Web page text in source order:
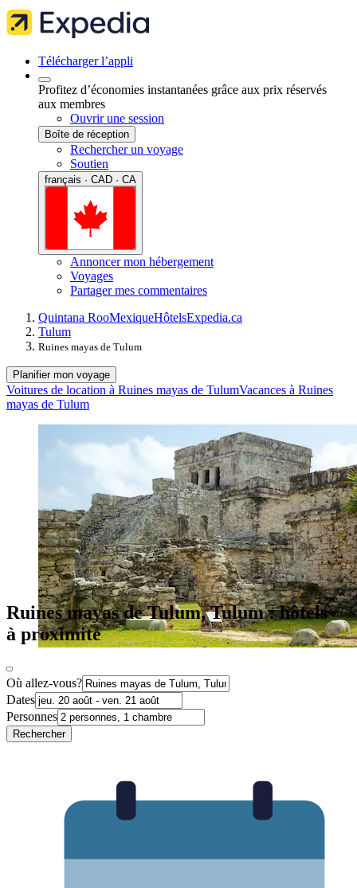
Télécharger l’appli
Profitez d’économies instantanées grâce aux prix réservés
aux membres
Ouvrir une session
Boîte de réception
Rechercher un voyage
Soutien
français · CAD · CA
Annoncer mon hébergement
Voyages
Partager mes commentaires
Quintana RooMexiqueHôtelsExpedia.ca
Tulum
Ruines mayas de Tulum
Planifier mon voyage
Voitures de location à Ruines mayas de TulumVacances à Ruines
mayas de Tulum
Ruines mayas de Tulum, Tulum : hôtels
à proximité
Où allez-vous?
Dates
Personnes
Rechercher